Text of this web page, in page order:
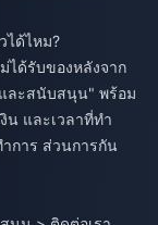
ได้ไหม?
ได้รับของหลังจาก
ละสนับสนุน" พร้อม
น และเวลาที่ทำ
การ ส่วนการกัน